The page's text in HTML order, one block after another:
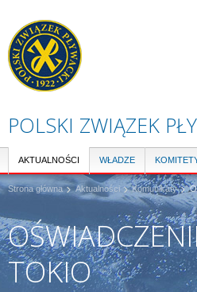
POLSKI ZWIĄZEK
AKTUALNOŚCI WŁADZE
Strona główna Aktualności Komunikaty
TOKIO